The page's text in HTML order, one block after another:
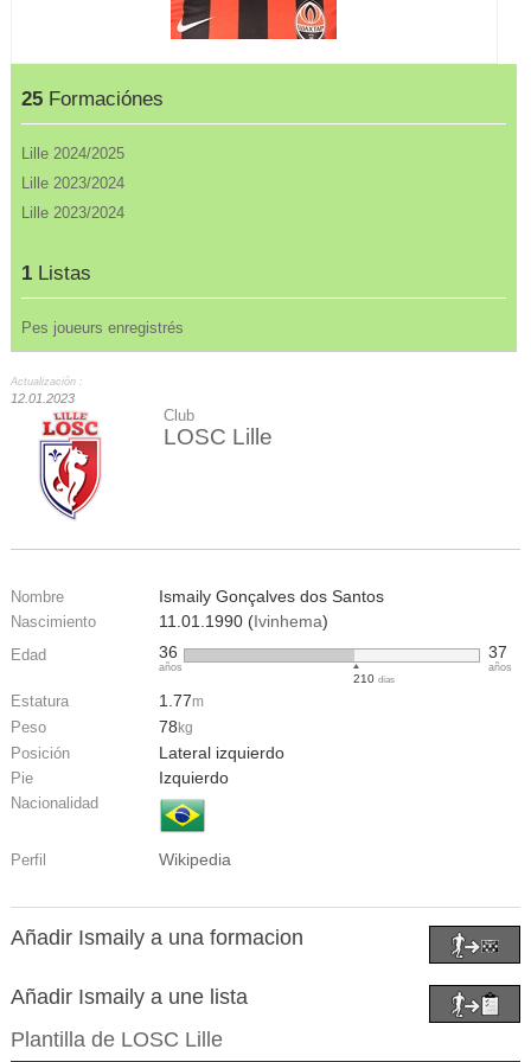
25 Formaciónes
Lille 2024/2025
Lille 2023/2024
Lille 2023/2024
1 Listas
Pes joueurs enregistrés
Actualización :
12.01.2023
Club
LOSC Lille
Nombre Ismaily Gonçalves dos Santos
Nascimiento 11.01.1990 (Ivinhema)
Edad 36
años
210días
37
años
Estatura 1.77m
Peso 78 kg
Posición Lateral izquierdo
Pie Izquierdo
Nacionalidad
Perfil Wikipedia
Añadir Ismaily a una formacion
Añadir Ismaily a une lista
Plantilla de LOSC Lille